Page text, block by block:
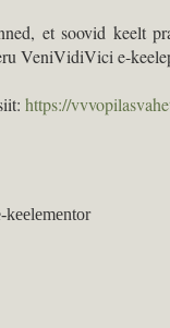
et soovid keelt
VeniVidiVici e-
https://